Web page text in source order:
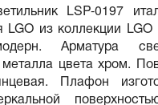
LSP-0197
LGO из коллекции LGO
Арматура
цвета хром.
Плафон